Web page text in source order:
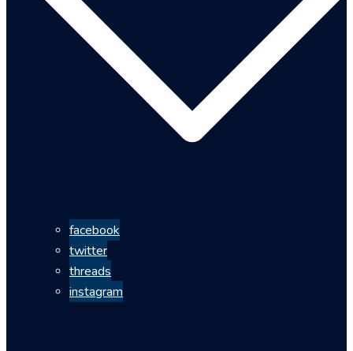
facebook
twitter
threads
instagram